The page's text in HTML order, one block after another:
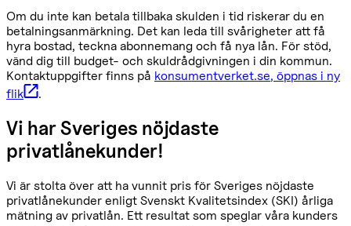
Om du inte kan betala tillbaka skulden i tid riskerar du en
betalningsanmärkning. Det kan leda till svårigheter att få
hyra bostad, teckna abonnemang och få nya lån. För stöd,
vänd dig till budget- och skuldrådgivningen i din kommun.
Kontaktuppgifter finns på konsumentverket.se, öppnas i ny
flik
.
Vi har Sveriges nöjdaste
privatlånekunder!
Vi är stolta över att ha vunnit pris för Sveriges nöjdaste
privatlånekunder enligt Svenskt Kvalitetsindex (SKI) årliga
mätning av privatlån. Ett resultat som speglar våra kunders